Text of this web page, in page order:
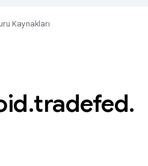
Kaynakları
.tradefed.